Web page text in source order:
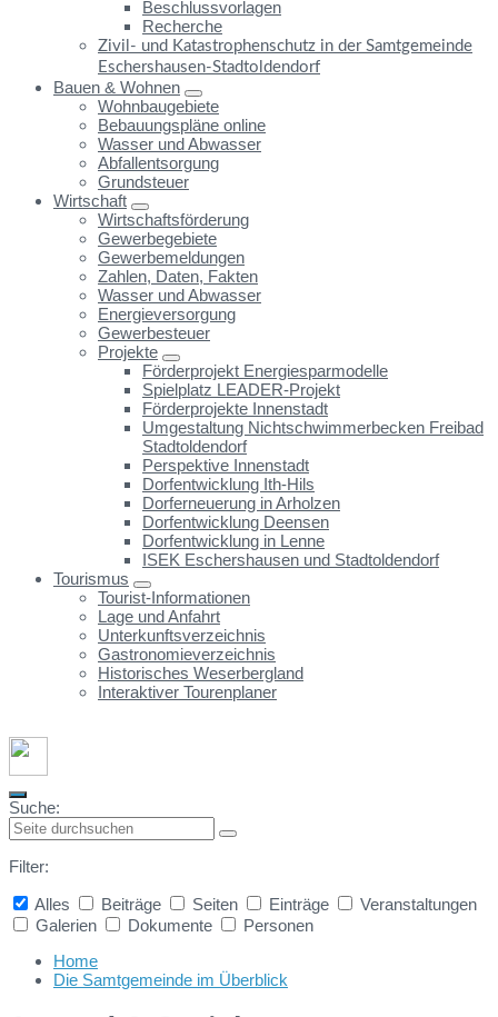
Beschlussvorlagen
Recherche
Zivil- und Katastrophenschutz in der Samtgemeinde
Eschershausen-Stadtoldendorf
Bauen & Wohnen
Wohnbaugebiete
Bebauungspläne online
Wasser und Abwasser
Abfallentsorgung
Grundsteuer
Wirtschaft
Wirtschaftsförderung
Gewerbegebiete
Gewerbemeldungen
Zahlen, Daten, Fakten
Wasser und Abwasser
Energieversorgung
Gewerbesteuer
Projekte
Förderprojekt Energiesparmodelle
Spielplatz LEADER-Projekt
Förderprojekte Innenstadt
Umgestaltung Nichtschwimmerbecken Freibad
Stadtoldendorf
Perspektive Innenstadt
Dorfentwicklung Ith-Hils
Dorferneuerung in Arholzen
Dorfentwicklung Deensen
Dorfentwicklung in Lenne
ISEK Eschershausen und Stadtoldendorf
Tourismus
Tourist-Informationen
Lage und Anfahrt
Unterkunftsverzeichnis
Gastronomieverzeichnis
Historisches Weserbergland
Interaktiver Tourenplaner
Suche:
Filter:
Alles
Beiträge Seiten Einträge
Veranstaltungen
Galerien
Dokumente Personen
search
Home
Die Samtgemeinde im Überblick